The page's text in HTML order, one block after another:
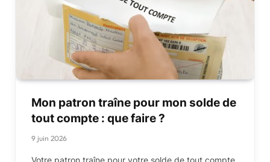
Mon patron traîne pour mon solde de
tout compte : que faire ?
9 juin 2026